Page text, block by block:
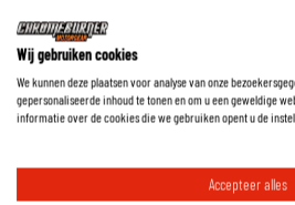
Welke protectie zit er in deze broek?
Wij gebruiken cookies
We kunnen deze plaatsen voor analyse van onze
gepersonaliseerde inhoud te tonen en om u een geweldige
informatie over de cookies die we gebruiken opent u de
Accepteer alles